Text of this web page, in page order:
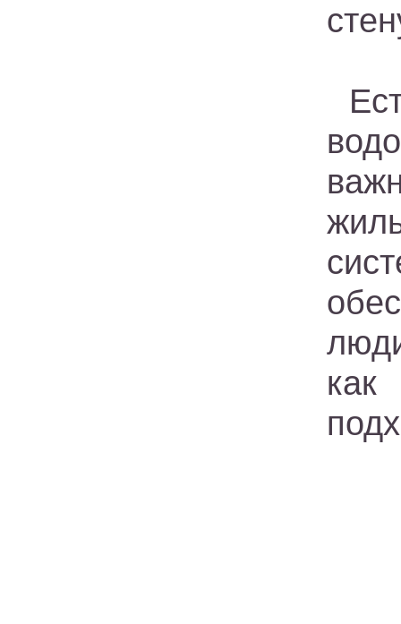
как